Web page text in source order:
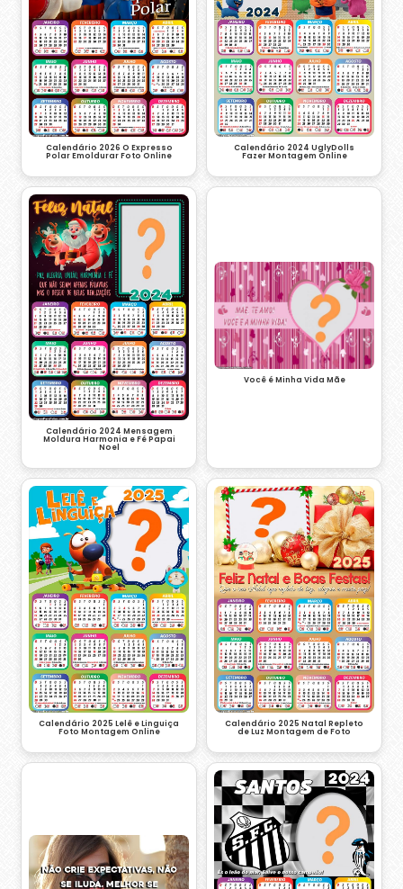
Calendário 2026 O Expresso
Polar Emoldurar Foto Online
Calendário 2024 UglyDolls
Fazer Montagem Online
Calendário 2024 Mensagem
Moldura Harmonia e Fé Papai
Noel
Você é Minha Vida Mãe
Calendário 2025 Lelê e Linguiça
Foto Montagem Online
Calendário 2025 Natal Repleto
de Luz Montagem de Foto